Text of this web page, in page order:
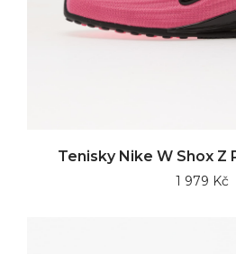
Tenisky Nike W Shox Z
1 979 Kč